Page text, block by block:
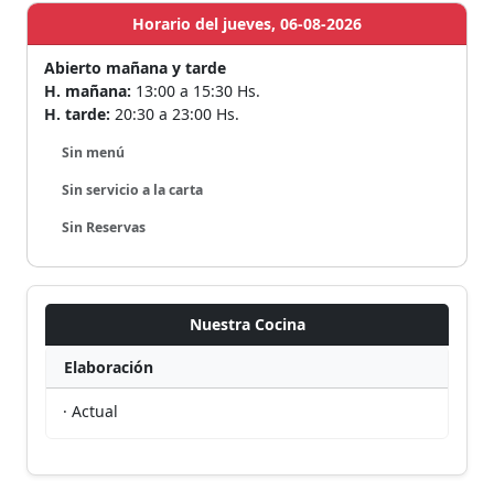
Horario del jueves, 06-08-2026
Abierto mañana y tarde
H. mañana: 13:00 a 15:30 Hs.
H. tarde: 20:30 a 23:00 Hs.
Sin menú
Sin servicio a la carta
Sin Reservas
Nuestra Cocina
Elaboración
· Actual